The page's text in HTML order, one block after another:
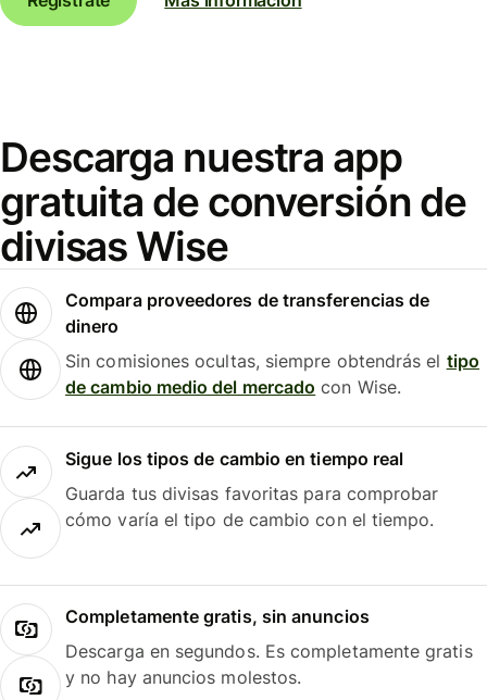
Descarga nuestra app
gratuita de conversión de
divisas Wise
Compara proveedores de transferencias de
dinero
Sin comisiones ocultas, siempre obtendrás el tipo
de cambio medio del mercado con Wise.
Sigue los tipos de cambio en tiempo real
Guarda tus divisas favoritas para comprobar
cómo varía el tipo de cambio con el tiempo.
Completamente gratis, sin anuncios
Descarga en segundos. Es completamente gratis
y no hay anuncios molestos.